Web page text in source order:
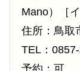
Mano）［
住所：鳥取
TEL：